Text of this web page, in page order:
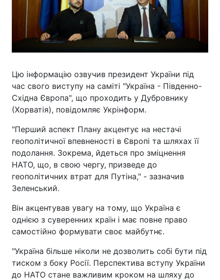
Цю інформацію озвучив президент України під
час свого виступу на саміті "Україна - Південно-
Східна Європа", що проходить у Дубровнику
(Хорватія), повідомляє Укрінформ.
"Перший аспект Плану акцентує на нестачі
геополітичної впевненості в Європі та шляхах її
подолання. Зокрема, йдеться про зміцнення
НАТО, що, в свою чергу, призведе до
геополітичних втрат для Путіна," - зазначив
Зеленський.
Він акцентував увагу на тому, що Україна є
однією з суверенних країн і має повне право
самостійно формувати своє майбутнє.
"Україна більше ніколи не дозволить собі бути під
тиском з боку Росії. Перспектива вступу України
до НАТО стане важливим кроком на шляху до